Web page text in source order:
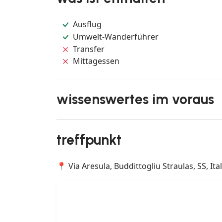
Ausflug
Umwelt-Wanderführer
Transfer
Mittagessen
wissenswertes im voraus
treffpunkt
📍 Via Aresula, Buddittogliu Straulas, SS,